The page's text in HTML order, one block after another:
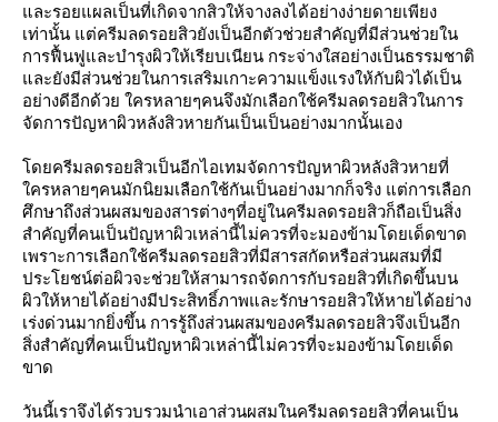
และรอยแผลเป็นที่เกิดจากสิวให้จางลงได้อย่างง่ายดายเพียง
เท่านั้น แต่ครีมลดรอยสิวยังเป็นอีกตัวช่วยสำคัญที่มีส่วนช่วยใน
การฟื้นฟูและบำรุงผิวให้เรียบเนียน กระจ่างใสอย่างเป็นธรรมชาติ
และยังมีส่วนช่วยในการเสริมเกาะความแข็งแรงให้กับผิวได้เป็น
อย่างดีอีกด้วย ใครหลายๆคนจึงมักเลือกใช้ครีมลดรอยสิวในการ
จัดการปัญหาผิวหลังสิวหายกันเป็นเป็นอย่างมากนั้นเอง
โดยครีมลดรอยสิวเป็นอีกไอเทมจัดการปัญหาผิวหลังสิวหายที่
ใครหลายๆคนมักนิยมเลือกใช้กันเป็นอย่างมากก็จริง แต่การเลือก
ศึกษาถึงส่วนผสมของสารต่างๆที่อยู่ในครีมลดรอยสิวก็ถือเป็นสิ่ง
สำคัญที่คนเป็นปัญหาผิวเหล่านี้ไม่ควรที่จะมองข้ามโดยเด็ดขาด
เพราะการเลือกใช้ครีมลดรอยสิวที่มีสารสกัดหรือส่วนผสมที่มี
ประโยชน์ต่อผิวจะช่วยให้สามารถจัดการกับรอยสิวที่เกิดขึ้นบน
ผิวให้หายได้อย่างมีประสิทธิ์ภาพและรักษารอยสิวให้หายได้อย่าง
เร่งด่วนมากยิ่งขึ้น การรู้ถึงส่วนผสมของครีมลดรอยสิวจึงเป็นอีก
สิ่งสำคัญที่คนเป็นปัญหาผิวเหล่านี้ไม่ควรที่จะมองข้ามโดยเด็ด
ขาด
วันนี้เราจึงได้รวบรวมนำเอาส่วนผสมในครีมลดรอยสิวที่คนเป็น